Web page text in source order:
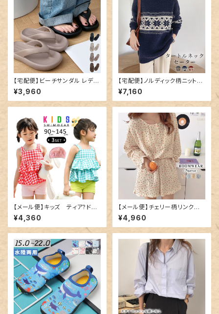
【宅配便】ビーチサンダル レディ
ース 厚底 軽量 サンダル／san
dal189
¥3,960
【宅配便】ノルディック柄ニット／
tops1547
¥7,160
【メール便】キッズ ティア?ドタ
ンキニ水着／kids458
¥4,360
【メール便】チェリー柄リンクル
ルームウエア／roomwear116
¥4,960